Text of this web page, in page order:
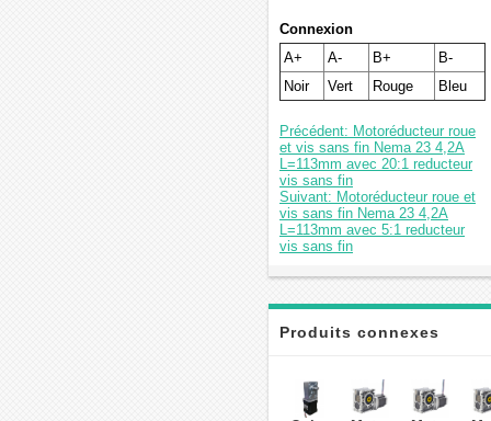
Connexion
A+
A- B+
B-
Noir
Vert Rouge Bleu
Précédent: Motoréducteur roue
et vis sans fin Nema 23 4,2A
L=113mm avec 20:1 reducteur
vis sans fin
Suivant: Motoréducteur roue et
vis sans fin Nema 23 4,2A
L=113mm avec 5:1 reducteur
vis sans fin
Produits connexes